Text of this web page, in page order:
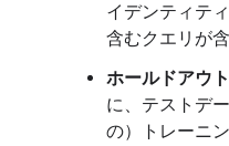
イデンティテ
含むクエリが
ホールドアウ
に、テストデ
の）トレーニ